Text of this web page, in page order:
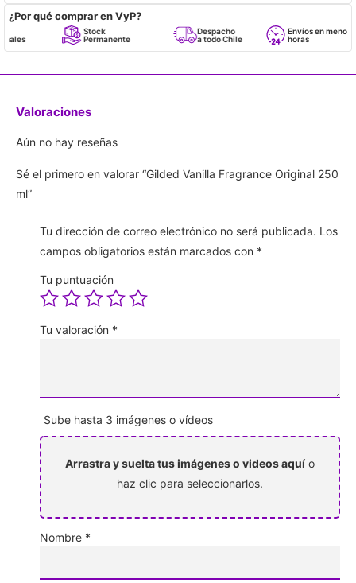
¿Por qué comprar en VyP?
Stock
Permanente
Despacho
a todo Chile
Envíos en menos de 24
horas
Valoraciones
Aún no hay reseñas
Sé el primero en valorar “Gilded Vanilla Fragrance Original 250
ml”
Tu dirección de correo electrónico no será publicada. Los
campos obligatorios están marcados con *
Tu puntuación
Tu valoración *
Sube hasta 3 imágenes o vídeos
Arrastra y suelta tus imágenes o videos aquí o
haz clic para seleccionarlos.
Nombre *